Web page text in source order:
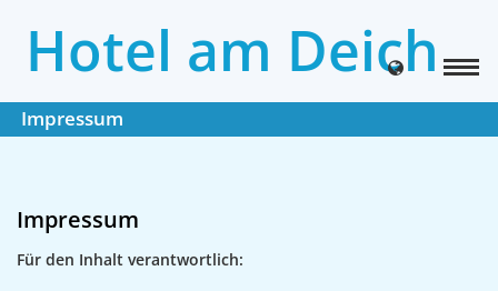
Hotel am Deich
Impressum
Impressum
Für den Inhalt verantwortlich: